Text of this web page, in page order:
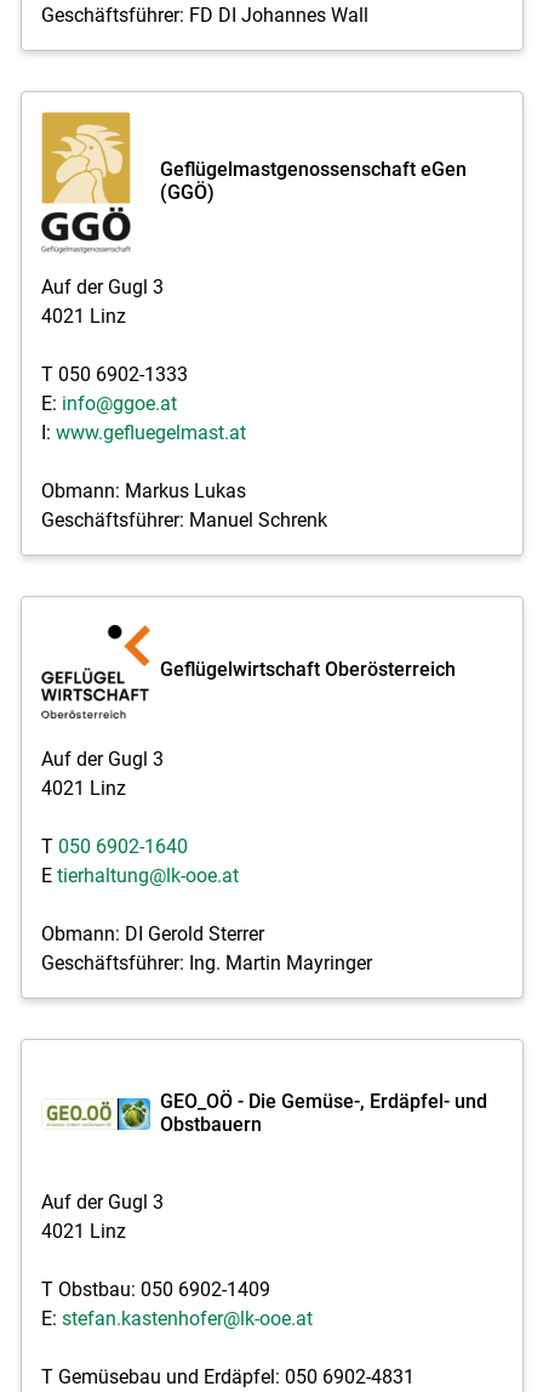
Geschäftsführer: FD DI Johannes Wall
Geflügelmastgenossenschaft eGen
(GGÖ)
Auf der Gugl 3
4021 Linz
T 050 6902-1333
E: info@ggoe.at
I: www.gefluegelmast.at
Obmann: Markus Lukas
Geschäftsführer: Manuel Schrenk
Geflügelwirtschaft Oberösterreich
Auf der Gugl 3
4021 Linz
T 050 6902-1640
E tierhaltung@lk-ooe.at
Obmann: DI Gerold Sterrer
Geschäftsführer: Ing. Martin Mayringer
GEO_OÖ - Die Gemüse-, Erdäpfel- und
Obstbauern
Auf der Gugl 3
4021 Linz
T Obstbau: 050 6902-1409
E: stefan.kastenhofer@lk-ooe.at
T Gemüsebau und Erdäpfel: 050 6902-4831